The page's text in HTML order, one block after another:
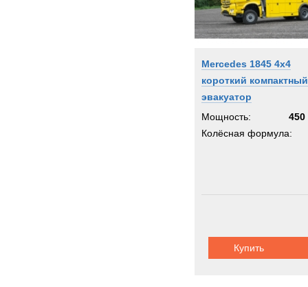
Mercedes 1845 4x4
короткий компактный
эвакуатор
Мощность:
450
Колёсная формула:
Купить